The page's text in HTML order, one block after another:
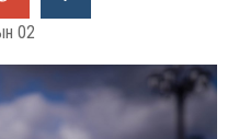
02